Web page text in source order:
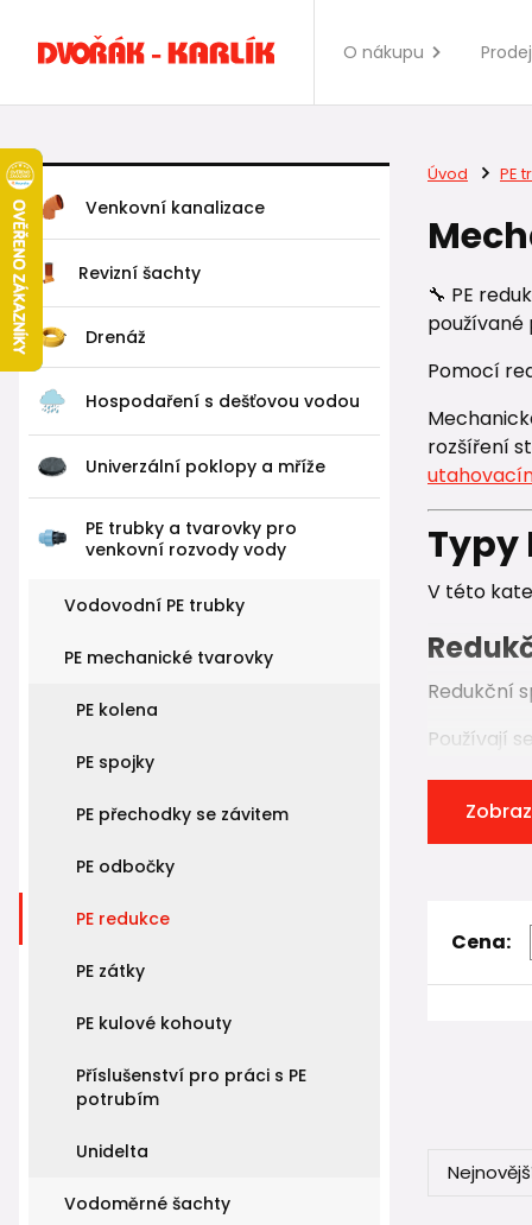
O nákupu
Venkovní kanalizace
Revizní šachty
Drenáž
Hospodaření s dešťovou vodou
Univerzální poklopy a mříže
PE trubky a tvarovky pro
venkovní rozvody vody
Vodovodní PE trubky
PE mechanické tvarovky
PE kolena
PE spojky
PE přechodky se závitem
PE odbočky
PE redukce
PE zátky
PE kulové kohouty
Příslušenství pro práci s PE
potrubím
Unidelta
Vodoměrné šachty
Úvod PE
🔧 PE
používané
Pomocí
rozšíření
Typy
V této
Redukční
Používají
Cena: